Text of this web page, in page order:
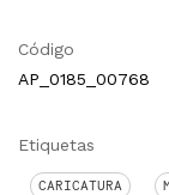
Código
AP_0185_00768
Etiquetas
CARICATURA